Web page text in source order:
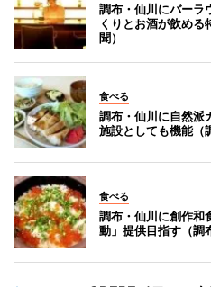
調布・仙川にバーラ
くりとお酒が飲める
聞）
食べる
調布・仙川に自然派
施設としても機能（
食べる
調布・仙川に創作和
動」提供目指す（調